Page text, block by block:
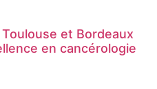
et Bordeaux
en cancérologie